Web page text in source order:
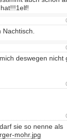
deswegen nicht
sie so nenne als
mohr.jpg